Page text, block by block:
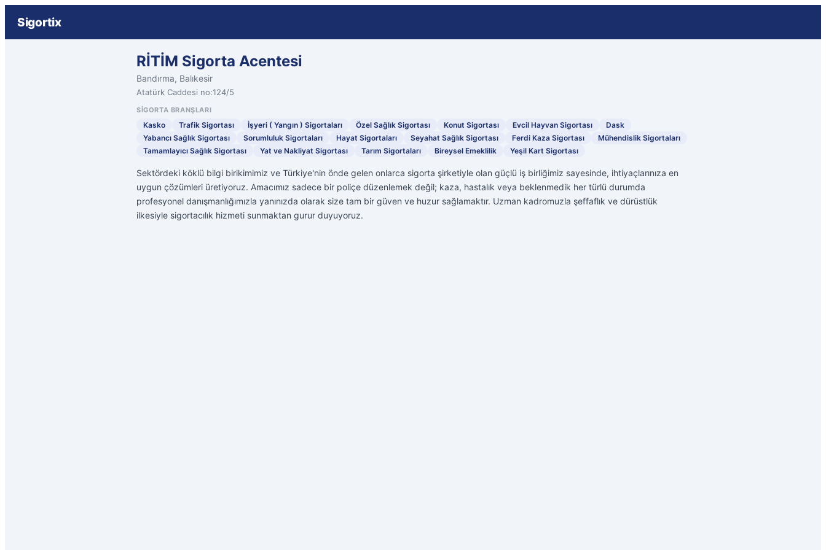
Sigortix
RİTİM Sigorta Acentesi
Bandırma, Balıkesir
Atatürk Caddesi no:124/5
SIGORTA BRANŞLARI
Kasko Trafik Sigortası İşyeri ( Yangın ) Sigortaları Özel Sağlık Sigortası Konut Sigortası Evcil Hayvan Sigortası
Dask
Yabancı Sağlık Sigortası
Sorumluluk Sigortaları Hayat Sigortaları Seyahat Sağlık Sigortası Ferdi Kaza Sigortası
Mühendislik Sigortaları
Tamamlayıcı Sağlık Sigortası
Yat ve Nakliyat Sigortası Tarım Sigortaları Bireysel Emeklilik Yeşil Kart Sigortası
Sektördeki köklü bilgi birikimimiz ve Türkiye'nin önde gelen onlarca sigorta şirketiyle olan güçlü iş birliğimiz sayesinde, ihtiyaçlarınıza en
uygun çözümleri üretiyoruz. Amacımız sadece bir poliçe düzenlemek değil; kaza, hastalık veya beklenmedik her türlü durumda
profesyonel danışmanlığımızla yanınızda olarak size tam bir güven ve huzur sağlamaktır. Uzman kadromuzla şeffaflık ve dürüstlük
ilkesiyle sigortacılık hizmeti sunmaktan gurur duyuyoruz.